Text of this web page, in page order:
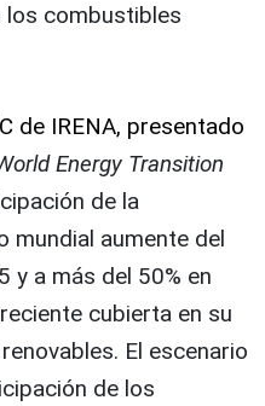
los combustibles
de IRENA, presentado
Energy Transition
de la
mundial aumente del
y a más del 50% en
cubierta en su
El escenario
de los